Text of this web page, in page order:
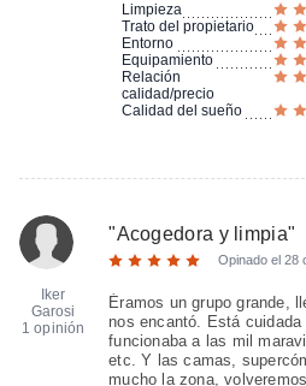
Limpieza
Trato del propietario
Entorno
Equipamiento
Relación
calidad/precio
Calidad del sueño
Iker
Garosi
1 opinión
"Acogedora y limpia"
Opinado el28
Éramos un grupo grande,
nos encantó. Está
funcionaba a las mil
etc. Y las camas,
mucho la zona,